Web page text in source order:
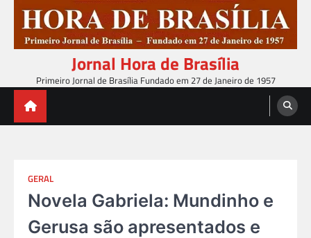
content
Jornal Hora de Brasília
Primeiro Jornal de Brasília Fundado em 27 de Janeiro de 1957
GERAL
Novela Gabriela: Mundinho e
Gerusa são apresentados e